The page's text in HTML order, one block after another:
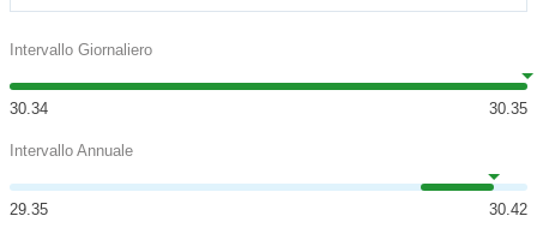
Intervallo Giornaliero
30.34 30.35
Intervallo Annuale
29.35 30.42